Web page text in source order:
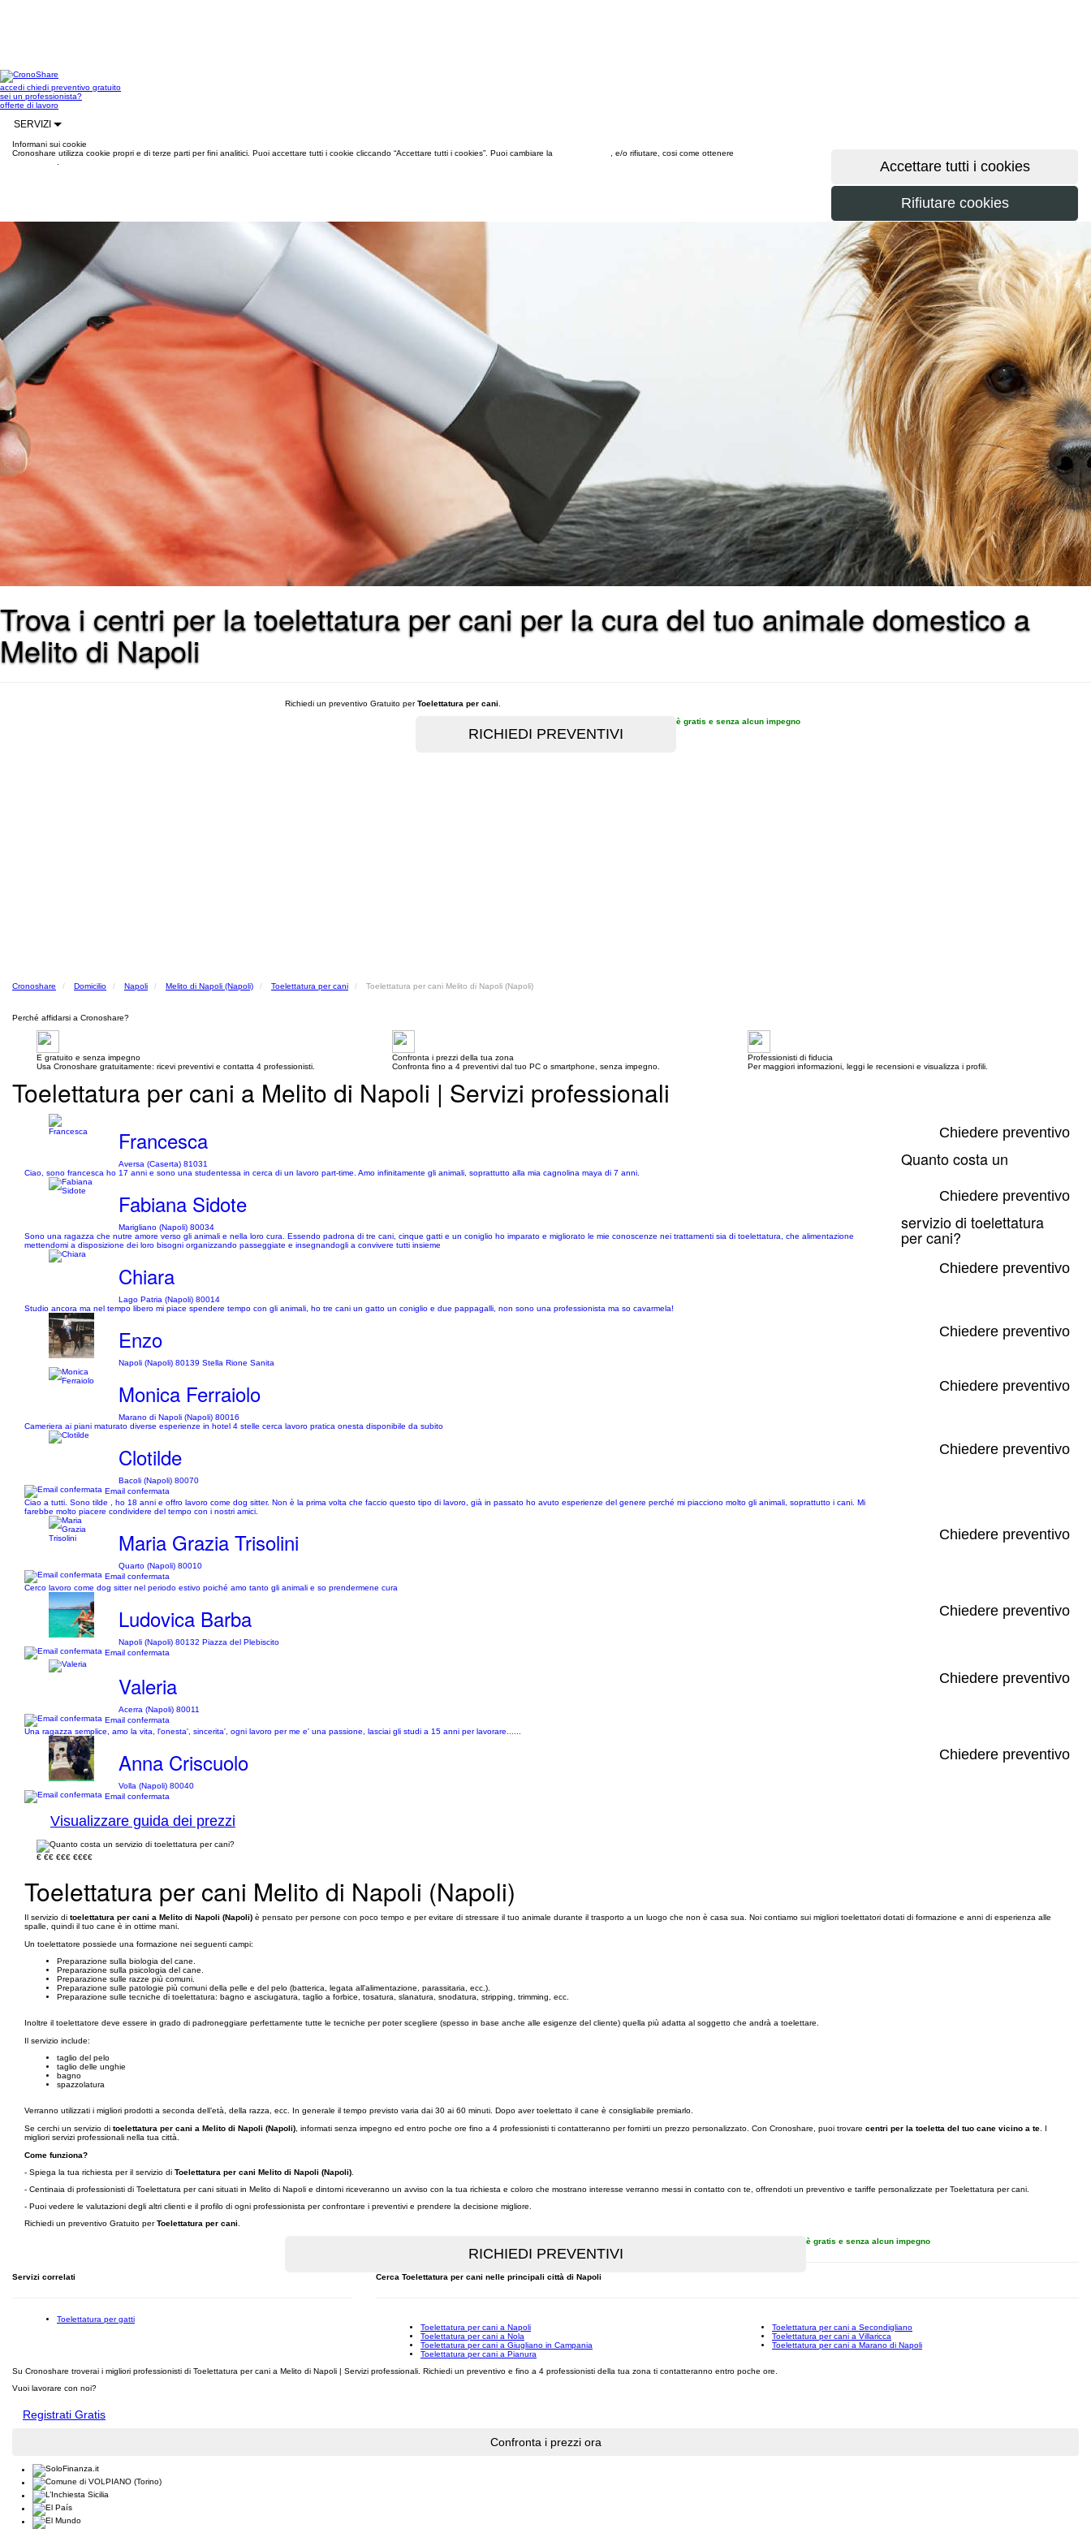
accedi chiedi preventivo gratuito
sei un professionista?
offerte di lavoro
SERVIZI
Informani sui cookie
Cronoshare utilizza cookie propri e di terze parti per fini analitici. Puoi accettare tutti i cookie cliccando “Accettare tutti i cookies”. Puoi cambiare la
, e/o rifiutare, cosi come ottenere
Trova i centri per la toelettatura per cani per la cura del tuo animale domestico a
Melito di Napoli
Richiedi un preventivo Gratuito perToelettatura per cani
è gratis e senza alcun impegno
Cronoshare Domicilio Napoli Melito di Napoli (Napoli) Toelettatura per cani Toelettatura per cani Melito di Napoli (Napoli)
Perché affidarsi a Cronoshare?
E gratuito e senza impegno
Usa Cronoshare gratuitamente: ricevi preventivi e contatta 4 professionisti.
Confronta i prezzi della tua zona
Confronta fino a 4 preventivi dal tuo PC o smartphone, senza impegno.
Professionisti di fiducia
Per maggiori informazioni, leggi le recensioni e visualizza i profili.
Toelettatura per cani a Melito di Napoli | Servizi professionali
Francesca
Aversa (Caserta) 81031
Ciao, sono francesca ho 17 anni e sono una studentessa in cerca di un lavoro part-time. Amo infinitamente gli animali, soprattutto alla mia cagnolina maya di 7 anni.
Chiedere preventivo
Fabiana Sidote
Marigliano (Napoli) 80034
Sono una ragazza che nutre amore verso gli animali e nella loro cura. Essendo padrona di tre cani, cinque gatti e un coniglio ho imparato e migliorato le mie conoscenze nei trattamenti sia di toelettatura, che alimentazione
mettendomi a disposizione dei loro bisogni organizzando passeggiate e insegnandogli a convivere tutti insieme
Chiedere preventivo
Chiara
Lago Patria (Napoli) 80014
Studio ancora ma nel tempo libero mi piace spendere tempo con gli animali, ho tre cani un gatto un coniglio e due pappagalli, non sono una professionista ma so cavarmela!
Chiedere preventivo
Enzo
Napoli (Napoli) 80139 Stella Rione Sanita
Chiedere preventivo
Monica Ferraiolo
Marano di Napoli (Napoli) 80016
Cameriera ai piani maturato diverse esperienze in hotel 4 stelle cerca lavoro pratica onesta disponibile da subito
Chiedere preventivo
Clotilde
Bacoli (Napoli) 80070
Email confermata
Ciao a tutti. Sono tilde , ho 18 anni e offro lavoro come dog sitter. Non è la prima volta che faccio questo tipo di lavoro, già in passato ho avuto esperienze del genere perché mi piacciono molto gli animali, soprattutto i cani. Mi
farebbe molto piacere condividere del tempo con i nostri amici.
Chiedere preventivo
Maria Grazia Trisolini
Quarto (Napoli) 80010
Email confermata
Cerco lavoro come dog sitter nel periodo estivo poiché amo tanto gli animali e so prendermene cura
Chiedere preventivo
Ludovica Barba
Napoli (Napoli) 80132 Piazza del Plebiscito
Email confermata
Chiedere preventivo
Valeria
Acerra (Napoli) 80011
Email confermata
Una ragazza semplice, amo la vita, l'onesta', sincerita', ogni lavoro per me e' una passione, lasciai gli studi a 15 anni per lavorare......
Chiedere preventivo
Anna Criscuolo
Volla (Napoli) 80040
Email confermata
Chiedere preventivo
Quanto costa un
servizio di toelettatura
per cani?
Visualizzare guida dei prezzi
€ €€ €€€ €€€€
Toelettatura per cani Melito di Napoli (Napoli)
Il servizio di toelettatura per cani a Melito di Napoli (Napoli) è pensato per persone con poco tempo e per evitare di stressare il tuo animale durante il trasporto a un luogo che non è casa sua. Noi contiamo sui migliori toelettatori dotati di formazione e anni di esperienza alle
spalle, quindi il tuo cane è in ottime mani.
Un toelettatore possiede una formazione nei seguenti campi:
Preparazione sulla biologia del cane.
Preparazione sulla psicologia del cane.
Preparazione sulle razze più comuni.
Preparazione sulle patologie più comuni della pelle e del pelo (batterica, legata all'alimentazione, parassitaria, ecc.).
Preparazione sulle tecniche di toelettatura: bagno e asciugatura, taglio a forbice, tosatura, slanatura, snodatura, stripping, trimming, ecc.
Inoltre il toelettatore deve essere in grado di padroneggiare perfettamente tutte le tecniche per poter scegliere (spesso in base anche alle esigenze del cliente) quella più adatta al soggetto che andrà a toelettare.
Il servizio include:
taglio del pelo
taglio delle unghie
bagno
spazzolatura
Verranno utilizzati i migliori prodotti a seconda dell’età, della razza, ecc. In generale il tempo previsto varia dai 30 ai 60 minuti. Dopo aver toelettato il cane è consigliabile premiarlo.
Se cerchi un servizio di toelettatura per cani a Melito di Napoli (Napoli) , informati senza impegno ed entro poche ore fino a 4 professionisti ti contatteranno per fornirti un prezzo personalizzato. Con Cronoshare, puoi trovare centri per la toeletta del tuo cane vicino a te . I
migliori servizi professionali nella tua città.
Come funziona?
- Spiega la tua richiesta per il servizio di Toelettatura per cani Melito di Napoli (Napoli)
- Centinaia di professionisti di Toelettatura per cani situati in Melito di Napoli e dintorni riceveranno un avviso con la tua richiesta e coloro che mostrano interesse verranno messi in contatto con te, offrendoti un preventivo e tariffe personalizzate per Toelettatura per cani.
- Puoi vedere le valutazioni degli altri clienti e il profilo di ogni professionista per confrontare i preventivi e prendere la decisione migliore.
Richiedi un preventivo Gratuito perToelettatura per cani
è gratis e senza alcun impegno
Servizi correlati
Toelettatura per gatti
Cerca Toelettatura per cani nelle principali città di Napoli
Toelettatura per cani a Napoli
Toelettatura per cani a Nola
Toelettatura per cani a Giugliano in Campania
Toelettatura per cani a Pianura
Toelettatura per cani a Secondigliano
Toelettatura per cani a Villaricca
Toelettatura per cani a Marano di Napoli
Su Cronoshare troverai i migliori professionisti di Toelettatura per cani a Melito di Napoli | Servizi professionali. Richiedi un preventivo e fino a 4 professionisti della tua zona ti contatteranno entro poche ore.
Vuoi lavorare con noi?
Registrati Gratis